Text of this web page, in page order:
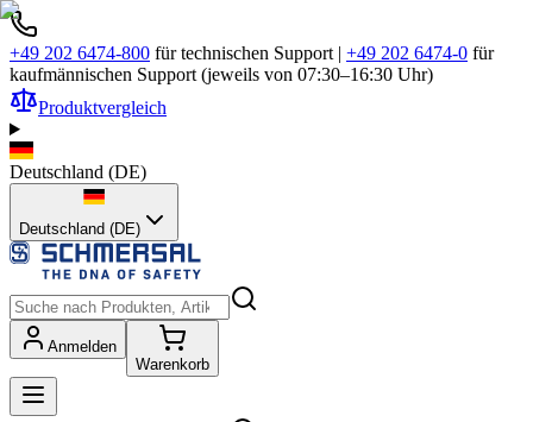
+49 202 6474-800 für technischen Support | +49 202 6474-0 für
kaufmännischen Support (jeweils von 07:30–16:30 Uhr)
Produktvergleich
Deutschland (DE)
Deutschland (DE)
Anmelden
Warenkorb